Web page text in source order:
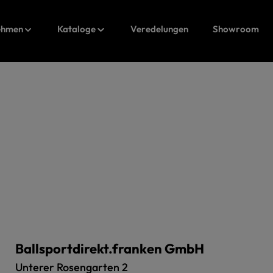
Kataloge Veredelungen Showroom
Ballsportdirekt.franken GmbH
Unterer Rosengarten 2